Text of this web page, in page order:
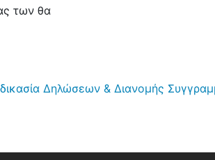
των θα
Δηλώσεων & Διανομής